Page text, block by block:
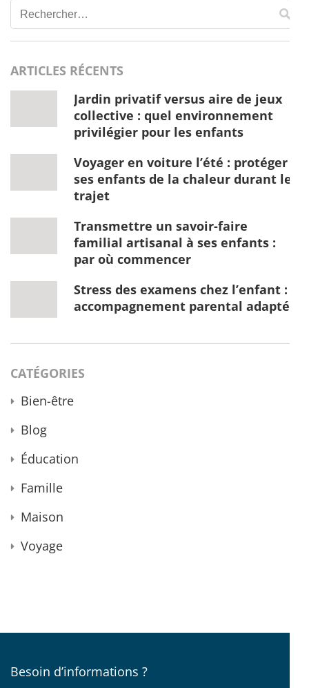
Rechercher :
ARTICLES RÉCENTS
Jardin privatif versus aire de jeux
collective : quel environnement
privilégier pour les enfants
Voyager en voiture l’été : protéger
ses enfants de la chaleur durant le
trajet
Transmettre un savoir-faire
familial artisanal à ses enfants :
par où commencer
Stress des examens chez l’enfant :
accompagnement parental adapté
CATÉGORIES
Bien-être
Blog
Éducation
Famille
Maison
Voyage
Besoin d’informations ?